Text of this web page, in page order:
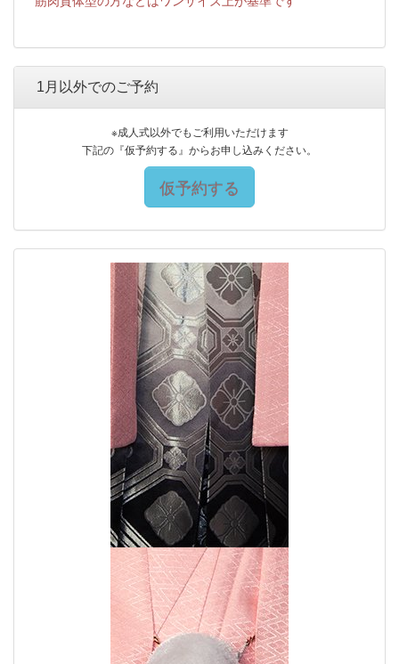
1月以外でのご予約
※成人式以外でもご利用いただけます
下記の『仮予約する』からお申し込みください。
仮予約する